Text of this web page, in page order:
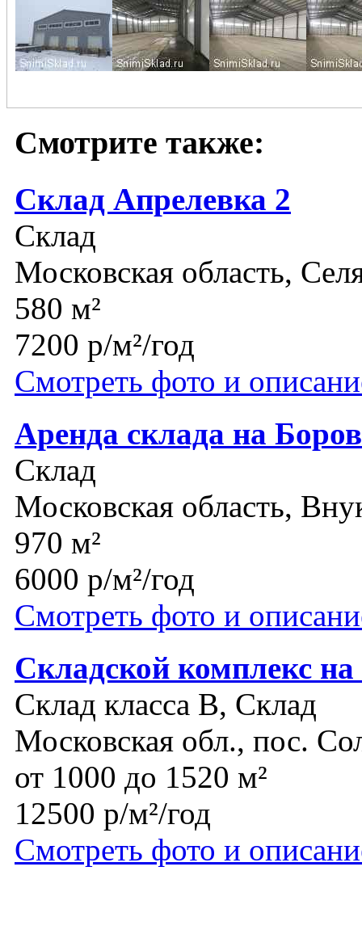
Смотрите также:
Склад Апрелевка 2
Склад
Московская область,
580 м²
7200 р/м²/год
Смотреть фото и
Аренда склада на
Склад
Московская область,
970 м²
6000 р/м²/год
Смотреть фото и
Складской комплекс
Склад класса B, Склад
Московская обл., пос.
от 1000 до 1520 м²
12500 р/м²/год
Смотреть фото и